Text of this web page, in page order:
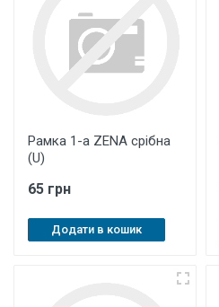
Рамка 1-а ZENA срібна
(U)
65 грн
Додати в кошик